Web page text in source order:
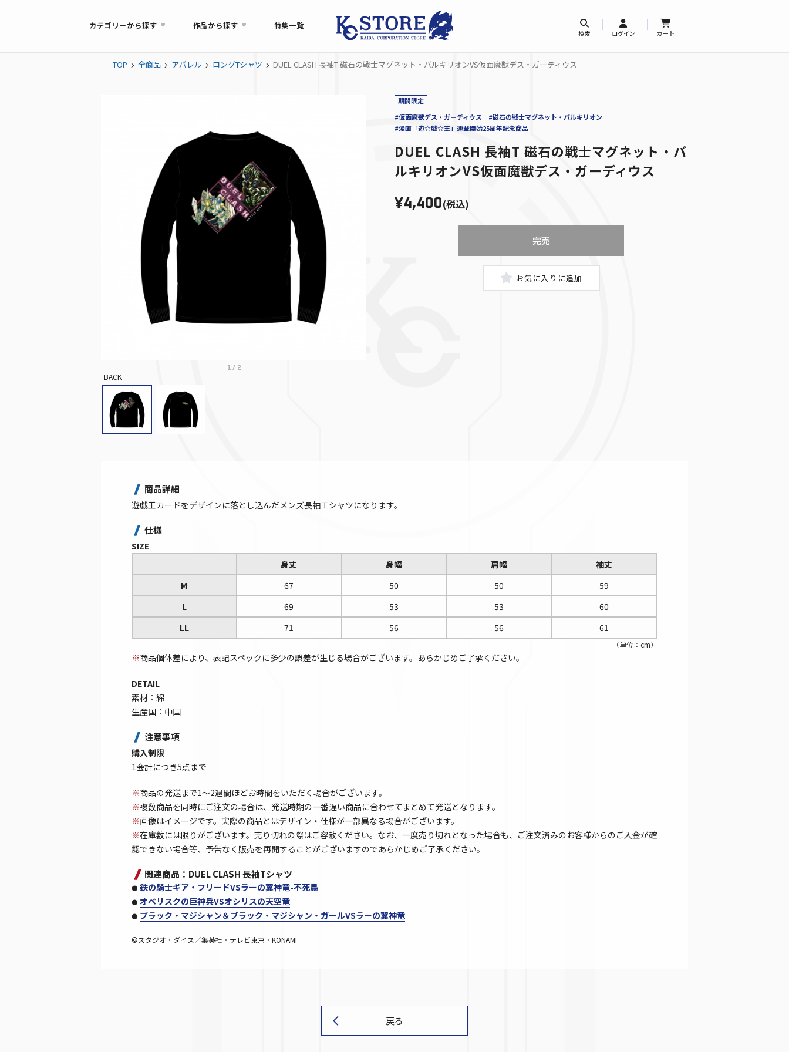
カテゴリーから探す 作品から探す 特集一覧
検索 ログイン カート
TOP 全商品 アパレル ロングTシャツ DUEL CLASH 長袖T 磁石の戦士マグネット・バルキリオンVS仮面魔獣デス・ガーディウス
BACK
1/ 2
期間限定
#仮面魔獣デス・ガーディウス
#磁石の戦士マグネット・バルキリオン
#漫画「遊☆戯☆王」連載開始25周年記念商品
DUEL CLASH 長袖T 磁石の戦士マグネット・バ
ルキリオンVS仮面魔獣デス・ガーディウス
¥4,400(税込)
完売
商品詳細
遊戯王カードをデザインに落とし込んだメンズ長袖Ｔシャツになります。
仕様
SIZE
身丈
身幅 肩幅
袖丈
M
67 50 50
59
L
69 53 53
60
LL
71 56 56 61
（単位：cm）
※商品個体差により、表記スペックに多少の誤差が生じる場合がございます。あらかじめご了承ください。
DETAIL
素材：綿
生産国：中国
注意事項
購入制限
1会計につき5点まで
※商品の発送まで1～2週間ほどお時間をいただく場合がございます。
※複数商品を同時にご注文の場合は、発送時期の一番遅い商品に合わせてまとめて発送となります。
※画像はイメージです。実際の商品とはデザイン・仕様が一部異なる場合がございます。
※在庫数には限りがございます。売り切れの際はご容赦ください。なお、一度売り切れとなった場合も、ご注文済みのお客様からのご入金が確
認できない場合等、予告なく販売を再開することがございますのであらかじめご了承ください。
関連商品：DUEL CLASH 長袖Tシャツ
● 鉄の騎士ギア・フリードVSラーの翼神竜-不死鳥
● オベリスクの巨神兵VSオシリスの天空竜
● ブラック・マジシャン＆ブラック・マジシャン・ガールVSラーの翼神竜
©スタジオ・ダイス／集英社・テレビ東京・KONAMI
戻る